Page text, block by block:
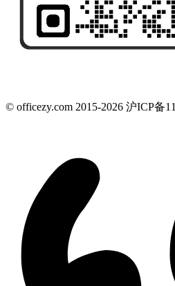
© officezy.com 2015-2026 沪ICP备